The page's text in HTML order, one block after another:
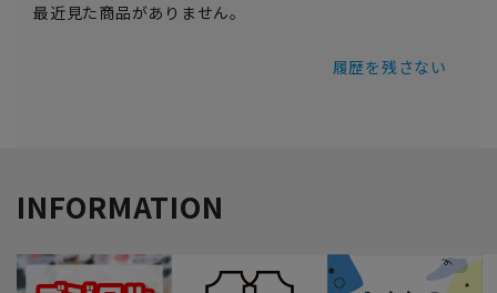
最近見た商品がありません。
履歴を残さない
INFORMATION